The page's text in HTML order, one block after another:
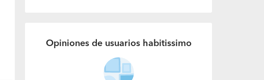
Opiniones de usuarios habitissimo